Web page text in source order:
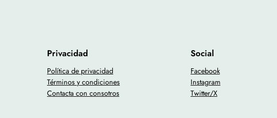
Privacidad
Política de privacidad
Términos y condiciones
Contacta con consotros
Social
Facebook
Instagram
Twitter/X